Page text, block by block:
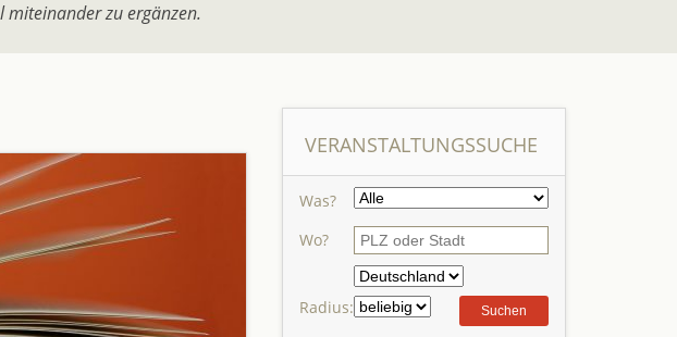
zu ergänzen.
VERANSTALTUNGSSUCHE
Was?
Wo?
Radius: